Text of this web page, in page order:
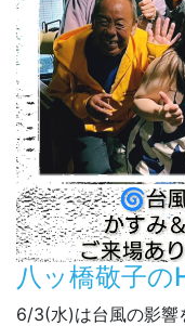
八ッ橋敬子
6/3(水)は台風の影響